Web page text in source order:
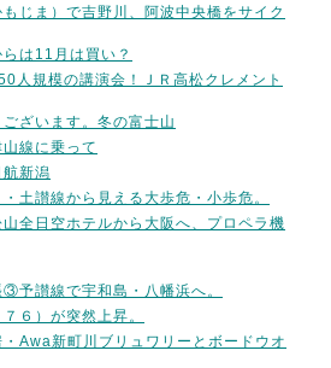
じま）で吉野川、阿波中央橋をサイク
は11月は買い？
人規模の講演会！ＪＲ高松クレメント
ざいます。冬の富士山
線に乗って
新潟
土讃線から見える大歩危・小歩危。
全日空ホテルから大阪へ、プロペラ機
予讃線で宇和島・八幡浜へ。
６）が突然上昇。
Awa新町川ブリュワリーとボードウオ